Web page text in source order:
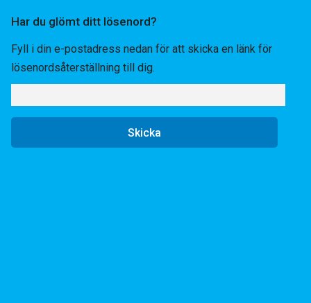
Har du glömt ditt lösenord?
Fyll i din e-postadress nedan för att skicka en länk för
lösenordsåterställning till dig.